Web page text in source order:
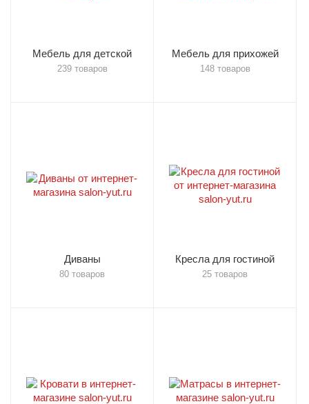
Мебель для детской
239 товаров
Мебель для прихожей
148 товаров
Диваны
80 товаров
Кресла для гостиной
25 товаров